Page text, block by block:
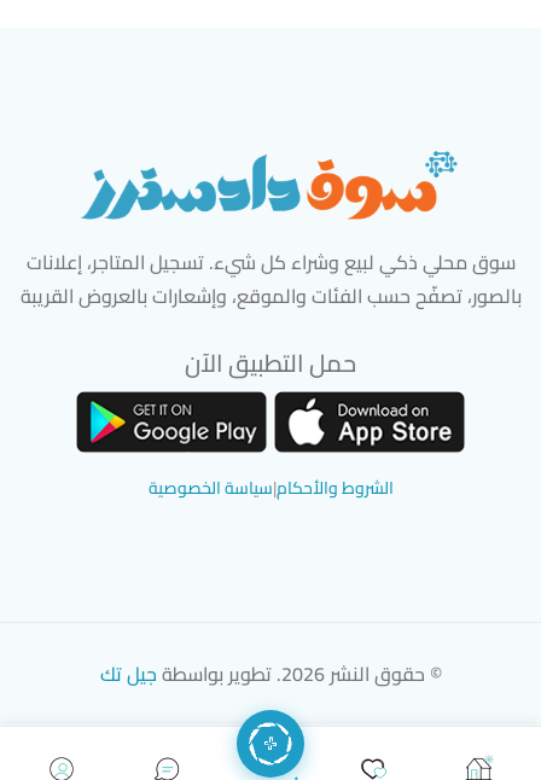
سوق محلي ذكي لبيع وشراء كل شيء. تسجيل المتاجر، إعلانات
بالصور، تصفّح حسب الفئات والموقع، وإشعارات بالعروض القريبة
حمل التطبيق الآن
الشروط والأحكام|سياسة الخصوصية
© حقوق النشر 2026. تطوير بواسطة جيل تك